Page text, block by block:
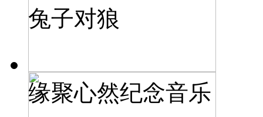
兔子对狼
缘聚心然纪念音乐